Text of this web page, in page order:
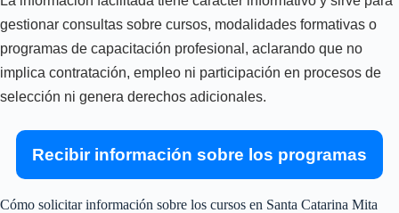
gestionar consultas sobre cursos, modalidades formativas o
programas de capacitación profesional, aclarando que no
implica contratación, empleo ni participación en procesos de
selección ni genera derechos adicionales.
Recibir información sobre los programas
Cómo solicitar información sobre los cursos en Santa Catarina Mita